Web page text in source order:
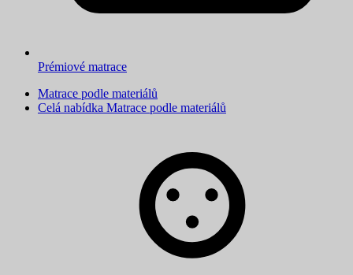
Prémiové matrace
Matrace podle materiálů
Celá nabídka Matrace podle materiálů